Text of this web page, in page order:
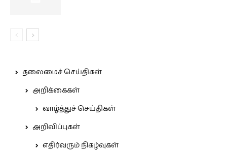
தலைமைச் செய்திகள்
அறிக்கைகள்
வாழ்த்துச் செய்திகள்
அறிவிப்புகள்
எதிர்வரும் நிகழ்வுகள்